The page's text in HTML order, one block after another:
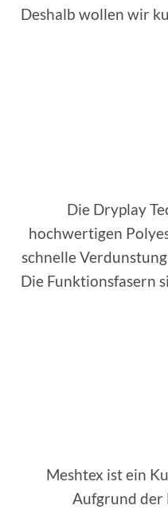
Deshalb wollen wir
Die Dryplay
hochwertigen
schnelle
Die Funktionsfasern
Meshtex ist ein
Aufgrund der